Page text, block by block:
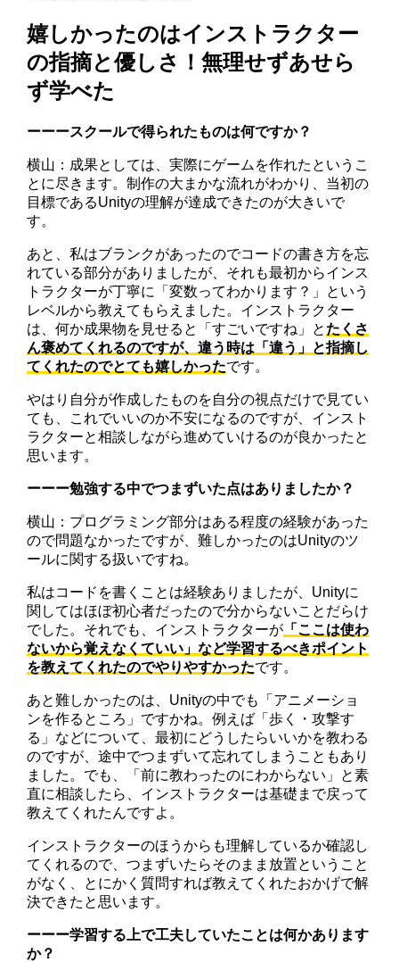
嬉しかったのはインストラクター
の指摘と優しさ！無理せずあせら
ず学べた
ーーースクールで得られたものは何ですか？
横山：成果としては、実際にゲームを作れたというこ
とに尽きます。制作の大まかな流れがわかり、当初の
目標であるUnityの理解が達成できたのが大きいで
す。
あと、私はブランクがあったのでコードの書き方を忘
れている部分がありましたが、それも最初からインス
トラクターが丁寧に「変数ってわかります？」という
レベルから教えてもらえました。インストラクター
は、何か成果物を見せると「すごいですね」と たくさ
ん褒めてくれるのですが、違う時は「違う」と指摘し
てくれたのでとても嬉しかったです。
やはり自分が作成したものを自分の視点だけで見てい
ても、これでいいのか不安になるのですが、インスト
ラクターと相談しながら進めていけるのが良かったと
思います。
ーーー勉強する中でつまずいた点はありましたか？
横山：プログラミング部分はある程度の経験があった
ので問題なかったですが、難しかったのはUnityのツ
ールに関する扱いですね。
私はコードを書くことは経験ありましたが、Unityに
関してはほぼ初心者だったので分からないことだらけ
でした。それでも、インストラクターが 「ここは使わ
ないから覚えなくていい」など学習するべきポイント
を教えてくれたのでやりやすかったです。
あと難しかったのは、Unityの中でも「アニメーショ
ンを作るところ」ですかね。例えば「歩く・攻撃す
る」などについて、最初にどうしたらいいかを教わる
のですが、途中でつまずいて忘れてしまうこともあり
ました。でも、「前に教わったのにわからない」と素
直に相談したら、インストラクターは基礎まで戻って
教えてくれたんですよ。
インストラクターのほうからも理解しているか確認し
てくれるので、つまずいたらそのまま放置ということ
がなく、とにかく質問すれば教えてくれたおかげで解
決できたと思います。
ーーー学習する上で工夫していたことは何かあります
か？